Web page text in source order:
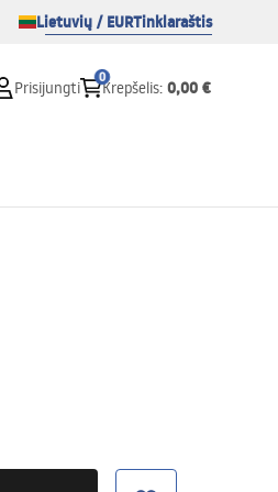
Lietuvių / EURTinklaraštis
Prisijungti
0
Krepšelis: 0,00 €